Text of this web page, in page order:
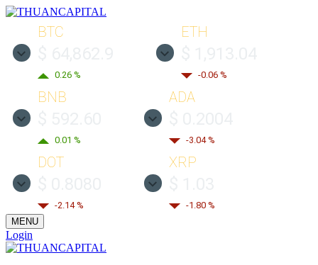
BTC
0.26 %
ETH
-0.06 %
BNB
0.01 %
ADA
-3.04 %
DOT
-2.14 %
XRP
-1.80 %
MENU
Login